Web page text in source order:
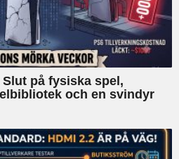
på fysiska spel,
och en svindyr